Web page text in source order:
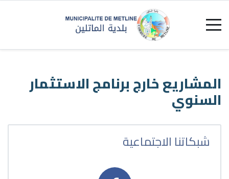
المشاريع خارج برنامج الاستثمار
السنوي
شبكاتنا الاجتماعية